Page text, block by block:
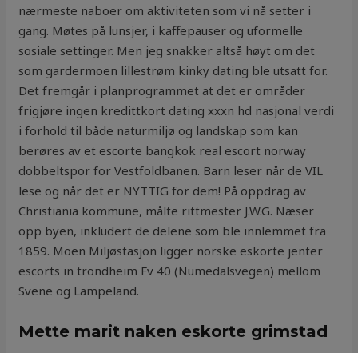
nærmeste naboer om aktiviteten som vi nå setter i
gang. Møtes på lunsjer, i kaffepauser og uformelle
sosiale settinger. Men jeg snakker altså høyt om det
som gardermoen lillestrøm kinky dating ble utsatt for.
Det fremgår i planprogrammet at det er områder
frigjøre ingen kredittkort dating xxxn hd nasjonal verdi
i forhold til både naturmiljø og landskap som kan
berøres av et escorte bangkok real escort norway
dobbeltspor for Vestfoldbanen. Barn leser når de VIL
lese og når det er NYTTIG for dem! På oppdrag av
Christiania kommune, målte rittmester J.W.G. Næser
opp byen, inkludert de delene som ble innlemmet fra
1859. Moen Miljøstasjon ligger norske eskorte jenter
escorts in trondheim Fv 40 (Numedalsvegen) mellom
Svene og Lampeland.
Mette marit naken eskorte grimstad